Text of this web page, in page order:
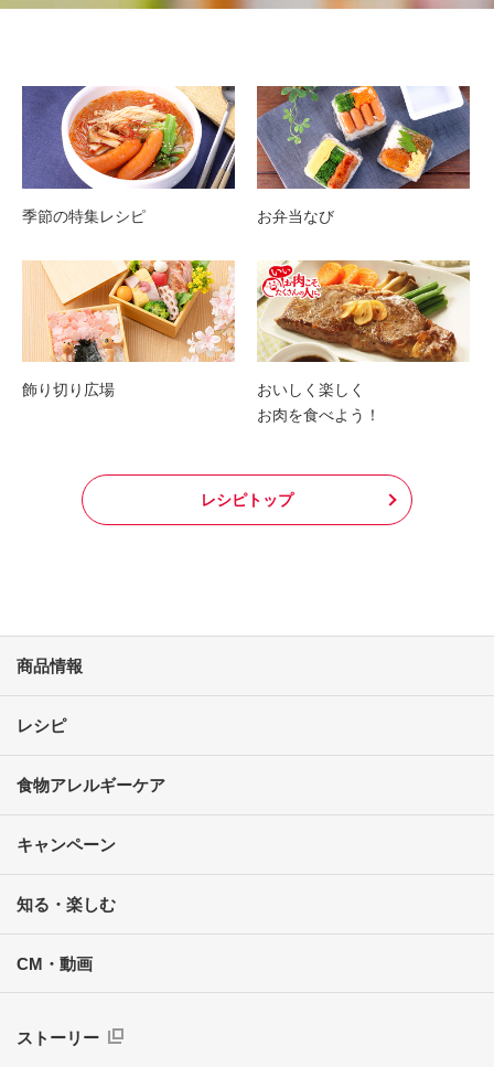
季節の特集レシピ お弁当なび
飾り切り広場
おいしく楽しく
お肉を食べよう！
レシピトップ
商品情報
レシピ
食物アレルギーケア
キャンペーン
知る・楽しむ
CM・動画
ストーリー